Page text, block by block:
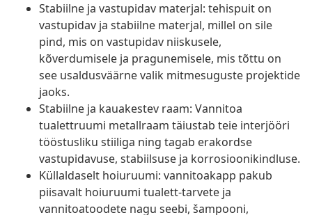
Stabiilne ja vastupidav materjal: tehispuit on
vastupidav ja stabiilne materjal, millel on sile
pind, mis on vastupidav niiskusele,
kõverdumisele ja pragunemisele, mis tõttu on
see usaldusväärne valik mitmesuguste projektide
jaoks.
Stabiilne ja kauakestev raam: Vannitoa
tualettruumi metallraam täiustab teie interjööri
tööstusliku stiiliga ning tagab erakordse
vastupidavuse, stabiilsuse ja korrosioonikindluse.
Küllaldaselt hoiuruumi: vannitoakapp pakub
piisavalt hoiuruumi tualett-tarvete ja
vannitoatoodete nagu seebi, šampooni,